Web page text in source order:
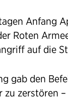
Anfang
Roten
auf die
gab den
zerstören